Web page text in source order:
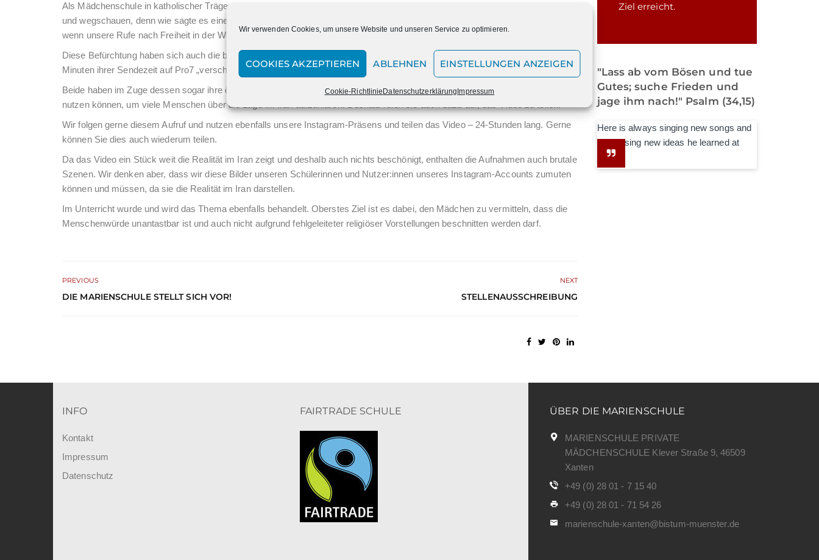
Wir verwenden Cookies, um unsere Website und unseren Service zu optimieren.
COOKIES AKZEPTIEREN ABLEHNEN EINSTELLUNGEN ANZEIGEN
Cookie-Richtlinie Datenschutzerklärung Impressum
Als Mädchenschule in katholischer Trägerschaft wollen wir angesichts dieser schrecklichen Unterdrückung nicht abseitsstehen
und wegschauen, denn wie sagte es eine iranische Frauenrechtlerin: „Das Schlimmste, das uns jetzt passieren könnte, wäre,
wenn unsere Rufe nach Freiheit in der Welt nicht gehört werden würden.“
Diese Befürchtung haben sich auch die beiden Fernsehmoderatorinnen Joko und Klaas zu Herzen genommen und haben 15
Minuten ihrer Sendezeit auf Pro7 „verschenkt“ und ein Video veröffentlicht, das die Situation im Iran näher beleuchtet.
Beide haben im Zuge dessen sogar ihre öffentlichen Profile an zwei Aktivistinnen übergeben, damit sie die Reichweite der beiden
nutzen können, um viele Menschen über die Lage im Iran aufzuklären. Deshalb rufen sie auch dazu auf, das Video zu teilen.
Wir folgen gerne diesem Aufruf und nutzen ebenfalls unsere Instagram-Präsens und teilen das Video – 24-Stunden lang. Gerne
können Sie dies auch wiederum teilen.
Da das Video ein Stück weit die Realität im Iran zeigt und deshalb auch nichts beschönigt, enthalten die Aufnahmen auch brutale
Szenen. Wir denken aber, dass wir diese Bilder unseren Schülerinnen und Nutzer:innen unseres Instagram-Accounts zumuten
können und müssen, da sie die Realität im Iran darstellen.
Im Unterricht wurde und wird das Thema ebenfalls behandelt. Oberstes Ziel ist es dabei, den Mädchen zu vermitteln, dass die
Menschenwürde unantastbar ist und auch nicht aufgrund fehlgeleiteter religiöser Vorstellungen beschnitten werden darf.
PREVIOUS
DIE MARIENSCHULE STELLT SICH VOR!
NEXT
STELLENAUSSCHREIBUNG
Ziel erreicht.
"Lass ab vom Bösen und tue
Gutes; suche Frieden und
jage ihm nach!" Psalm (34,15)
Here is always singing new songs and
expressing new ideas he learned at
school.
INFO
Kontakt
Impressum
Datenschutz
FAIRTRADE SCHULE ÜBER DIE MARIENSCHULE
MARIENSCHULE PRIVATE
MÄDCHENSCHULE Klever Straße 9, 46509
Xanten
+49 (0) 28 01 - 7 15 40
+49 (0) 28 01 - 71 54 26
marienschule-xanten@bistum-muenster.de